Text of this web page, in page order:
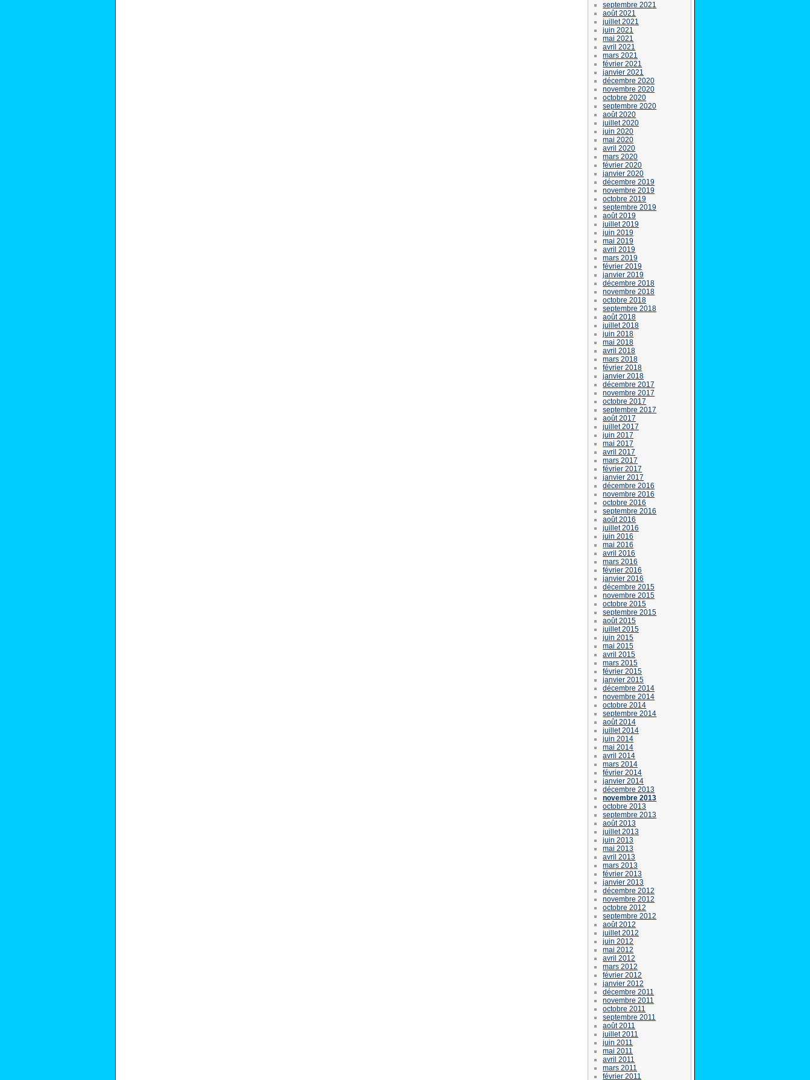
septembre 2021
août 2021
juillet 2021
juin 2021
mai 2021
avril 2021
mars 2021
février 2021
janvier 2021
décembre 2020
novembre 2020
octobre 2020
septembre 2020
août 2020
juillet 2020
juin 2020
mai 2020
avril 2020
mars 2020
février 2020
janvier 2020
décembre 2019
novembre 2019
octobre 2019
septembre 2019
août 2019
juillet 2019
juin 2019
mai 2019
avril 2019
mars 2019
février 2019
janvier 2019
décembre 2018
novembre 2018
octobre 2018
septembre 2018
août 2018
juillet 2018
juin 2018
mai 2018
avril 2018
mars 2018
février 2018
janvier 2018
décembre 2017
novembre 2017
octobre 2017
septembre 2017
août 2017
juillet 2017
juin 2017
mai 2017
avril 2017
mars 2017
février 2017
janvier 2017
décembre 2016
novembre 2016
octobre 2016
septembre 2016
août 2016
juillet 2016
juin 2016
mai 2016
avril 2016
mars 2016
février 2016
janvier 2016
décembre 2015
novembre 2015
octobre 2015
septembre 2015
août 2015
juillet 2015
juin 2015
mai 2015
avril 2015
mars 2015
février 2015
janvier 2015
décembre 2014
novembre 2014
octobre 2014
septembre 2014
août 2014
juillet 2014
juin 2014
mai 2014
avril 2014
mars 2014
février 2014
janvier 2014
décembre 2013
novembre 2013
octobre 2013
septembre 2013
août 2013
juillet 2013
juin 2013
mai 2013
avril 2013
mars 2013
février 2013
janvier 2013
décembre 2012
novembre 2012
octobre 2012
septembre 2012
août 2012
juillet 2012
juin 2012
mai 2012
avril 2012
mars 2012
février 2012
janvier 2012
décembre 2011
novembre 2011
octobre 2011
septembre 2011
août 2011
juillet 2011
juin 2011
mai 2011
avril 2011
mars 2011
février 2011